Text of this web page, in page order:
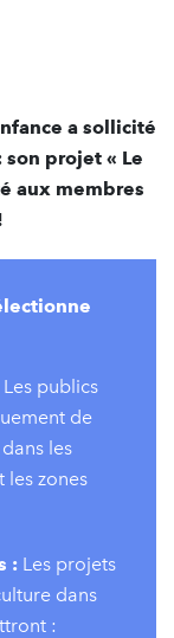
a sollicité
projet « Le
aux membres
Les publics
de
les
les zones
: Les projets
dans
: